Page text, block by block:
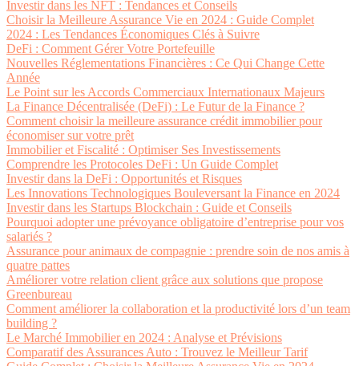
Investir dans les NFT : Tendances et Conseils
Choisir la Meilleure Assurance Vie en 2024 : Guide Complet
2024 : Les Tendances Économiques Clés à Suivre
DeFi : Comment Gérer Votre Portefeuille
Nouvelles Réglementations Financières : Ce Qui Change Cette
Année
Le Point sur les Accords Commerciaux Internationaux Majeurs
La Finance Décentralisée (DeFi) : Le Futur de la Finance ?
Comment choisir la meilleure assurance crédit immobilier pour
économiser sur votre prêt
Immobilier et Fiscalité : Optimiser Ses Investissements
Comprendre les Protocoles DeFi : Un Guide Complet
Investir dans la DeFi : Opportunités et Risques
Les Innovations Technologiques Bouleversant la Finance en 2024
Investir dans les Startups Blockchain : Guide et Conseils
Pourquoi adopter une prévoyance obligatoire d’entreprise pour vos
salariés ?
Assurance pour animaux de compagnie : prendre soin de nos amis à
quatre pattes
Améliorer votre relation client grâce aux solutions que propose
Greenbureau
Comment améliorer la collaboration et la productivité lors d’un team
building ?
Le Marché Immobilier en 2024 : Analyse et Prévisions
Comparatif des Assurances Auto : Trouvez le Meilleur Tarif